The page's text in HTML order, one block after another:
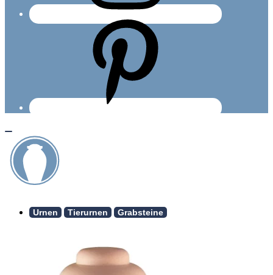
Urnen Tierurnen Grabsteine